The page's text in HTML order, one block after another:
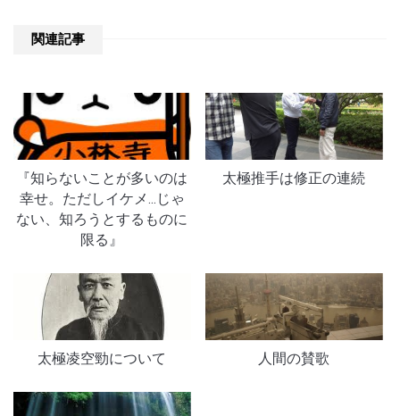
関連記事
『知らないことが多いのは
幸せ。ただしイケメ…じゃ
ない、知ろうとするものに
限る』
太極推手は修正の連続
太極凌空勁について 人間の賛歌